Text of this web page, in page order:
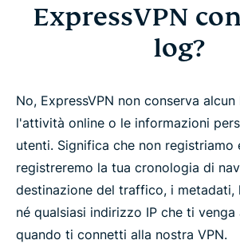
ExpressVPN
log?
No, ExpressVPN non conserva
l'attività online o le informazioni
utenti. Significa che non registriamo
registreremo la tua cronologia di
destinazione del traffico, i metadati,
né qualsiasi indirizzo IP che ti venga
quando ti connetti alla nostra VPN.